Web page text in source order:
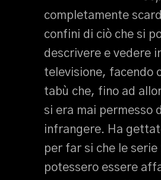
completamente
confini di ciò che si
descrivere e vedere
televisione, facendo
tabù che, fino ad
si era mai permesso
infrangere. Ha
per far si che le serie
potessero essere